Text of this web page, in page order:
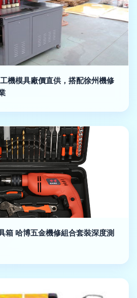
機模具廠價直供，搭配徐州機修
箱 哈博五金機修組合套裝深度測